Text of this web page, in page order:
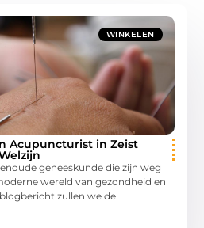
WINKELEN
Acupuncturist in Zeist
geneeskunde die zijn weg
wereld van gezondheid en
zullen we de